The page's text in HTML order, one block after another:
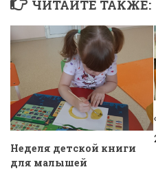
ЧИТАЙТЕ ТАКЖЕ:
Неделя детской книги
для малышей